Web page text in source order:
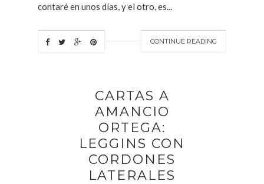
contaré en unos días, y el otro, es...
CONTINUE READING
CARTAS A
AMANCIO
ORTEGA:
LEGGINS CON
CORDONES
LATERALES